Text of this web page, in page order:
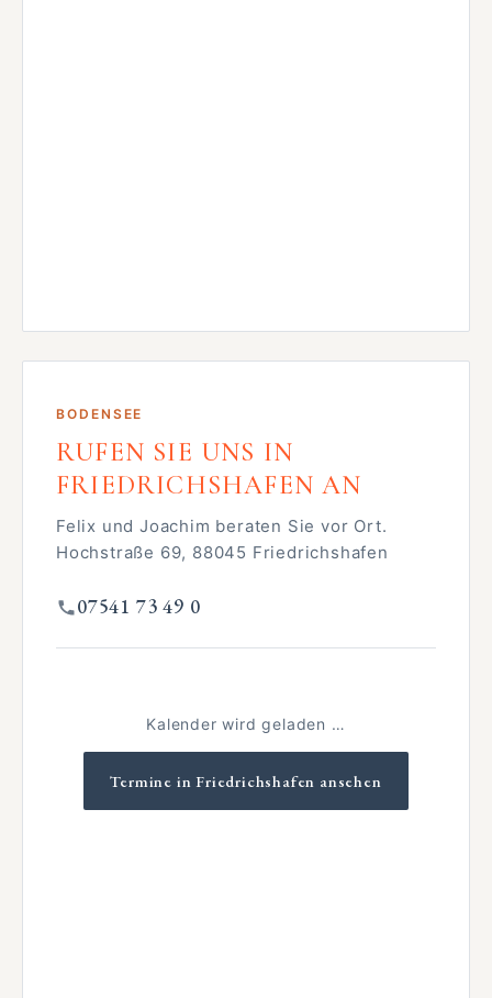
BODENSEE
RUFEN SIE UNS IN
FRIEDRICHSHAFEN AN
Felix und Joachim beraten Sie vor Ort.
Hochstraße 69, 88045 Friedrichshafen
07541 73 49 0
Kalender wird geladen …
Termine in Friedrichshafen ansehen